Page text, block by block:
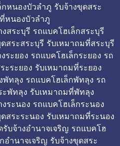
หนองบัวลำภู รับจ้างขุดสระ
หนองบัวลำภู
สระบุรี รถแบคโฮเล็กสระบุรี
สระสระบุรี รับเหมาถมที่สระบุรี
ระยอง รถแบคโฮเล็กระยอง รถ
ะระยอง รับเหมาถมที่ระยอง
ทลุง รถแบคโฮเล็กพัทลุง รถ
พัทลุง รับเหมาถมที่พัทลุง
ระนอง รถแบคโฮเล็กระนอง
สระระนอง รับเหมาถมที่ระนอง
บจ้างอำนาจเจริญ รถแบคโฮ
อำนาจเจริญ รับจ้างขุดสระ